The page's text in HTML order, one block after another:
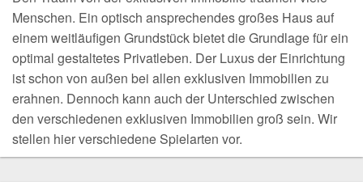
Menschen. Ein optisch ansprechendes großes Haus auf
einem weitläufigen Grundstück bietet die Grundlage für ein
optimal gestaltetes Privatleben. Der Luxus der Einrichtung
ist schon von außen bei allen exklusiven Immobilien zu
erahnen. Dennoch kann auch der Unterschied zwischen
den verschiedenen exklusiven Immobilien groß sein. Wir
stellen hier verschiedene Spielarten vor.